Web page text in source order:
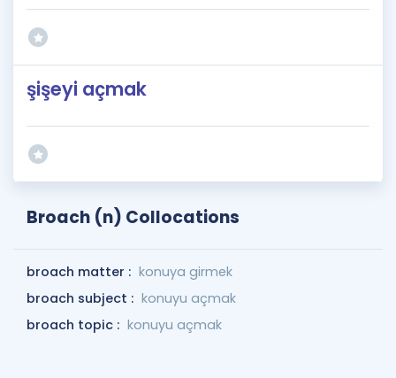
şişeyi açmak
Broach (n) Collocations
broach matter : konuya girmek
broach subject : konuyu açmak
broach topic : konuyu açmak